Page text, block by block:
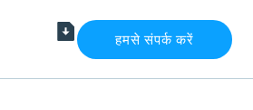
हमसे संपर्क करें